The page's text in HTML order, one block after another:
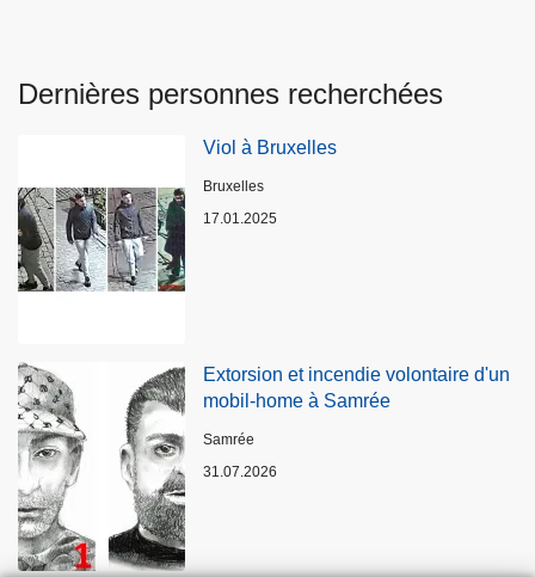
Dernières personnes recherchées
Viol à Bruxelles
Lieux
Bruxelles
17.01.2025
Extorsion et incendie volontaire d'un
mobil-home à Samrée
Lieux
Samrée
31.07.2026